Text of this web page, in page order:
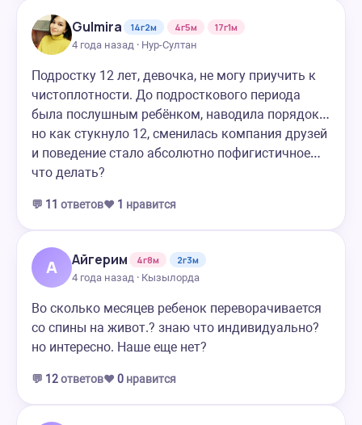
Gulmira 14г2м 4г5м
17г1м
4 года назад · Нур-Султан
Подростку 12 лет, девочка, не могу приучить к
чистоплотности. До подросткового периода
была послушным ребёнком, наводила порядок…
но как стукнуло 12, сменилась компания друзей
и поведение стало абсолютно пофигистичное…
что делать?
💬 11 ответов❤️ 1 нравится
А Айгерим 4г8м
2г3м
4 года назад · Кызылорда
Во сколько месяцев ребенок переворачивается
со спины на живот.? знаю что индивидуально?
но интересно. Наше еще нет?
💬 12ответов❤️ 0 нравится